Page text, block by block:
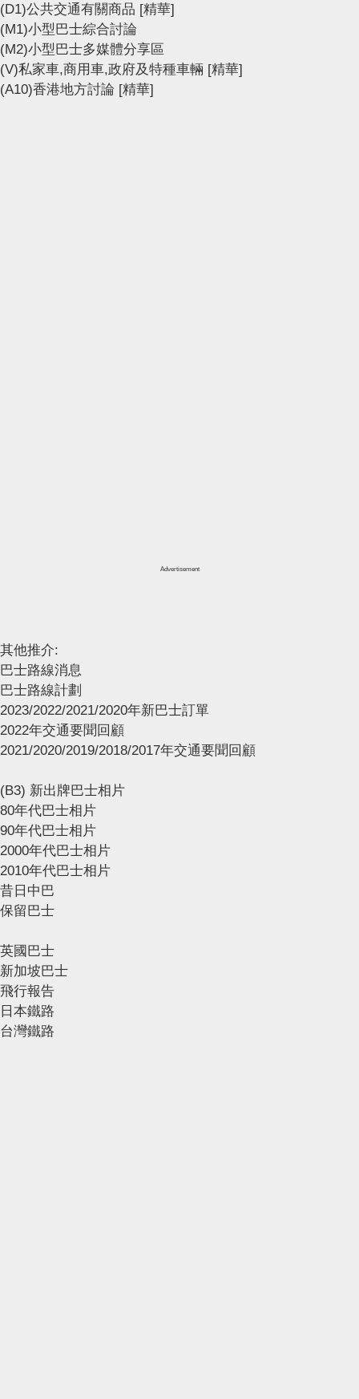
(D1)公共交通有關商品 [精華]
(M1)小型巴士綜合討論
(M2)小型巴士多媒體分享區
(V)私家車,商用車,政府及特種車輛 [精華]
(A10)香港地方討論 [精華]
Advertisement
其他推介:
巴士路線消息
巴士路線計劃
2023/2022/2021/2020年新巴士訂單
2022年交通要聞回顧
2021/2020/2019/2018/2017年交通要聞回顧
(B3) 新出牌巴士相片
80年代巴士相片
90年代巴士相片
2000年代巴士相片
2010年代巴士相片
昔日中巴
保留巴士
英國巴士
新加坡巴士
飛行報告
日本鐵路
台灣鐵路